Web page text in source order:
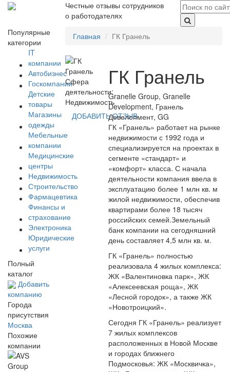
Честные отзывы сотрудников
о работодателях
Популярные
категории
IT
компании
Автобизнес
Госкомпании
Детские
товары
Магазины
одежды
Мебельные
компании
Медицинские
центры
Недвижимость
Строительство
Фармацевтика
Финансы и
страхование
Электроника
Юридические
услуги
Полный
каталог
Добавить
компанию
Города
присутствия
Москва
Похожие
компании
Главная ГК Гранель
Сфера
деятельности:
Недвижимость
ДОБАВИТЬ ОТЗЫВ
ГК Гранель
Granelle Group, Granelle
Development, Гранель
Девелопмент, GG
ГК «Гранель» работает на рынке
недвижимости с 1992 года и
специализируется на проектах в
сегменте «стандарт» и
«комфорт» класса. С начала
деятельности компания ввела в
эксплуатацию более 1 млн кв. м
жилой недвижимости, обеспечив
квартирами более 18 тысяч
российских семей.Земельный
банк компании на сегодняшний
день составляет 4,5 млн кв. м.
ГК «Гранель» полностью
реализовала 4 жилых комплекса:
ЖК «Валентиновка парк», ЖК
«Алексеевская роща», ЖК
«Лесной городок», а также ЖК
«Новотроицкий».
Сегодня ГК «Гранель» реализует
7 жилых комплексов
расположенных в Новой Москве
и городах ближнего
Подмосковья: ЖК «Москвичка»,